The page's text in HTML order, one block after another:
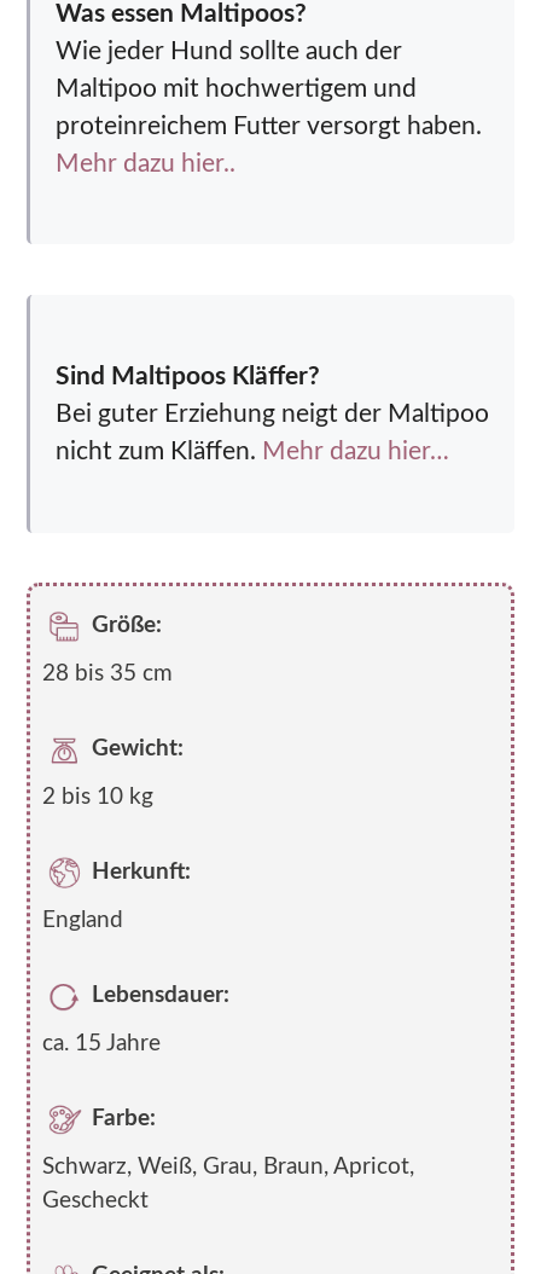
Was essen Maltipoos?
Wie jeder Hund sollte auch der
Maltipoo mit hochwertigem und
proteinreichem Futter versorgt haben.
Mehr dazu hier..
Sind Maltipoos Kläffer?
Bei guter Erziehung neigt der Maltipoo
nicht zum Kläffen. Mehr dazu hier…
Größe:
28 bis 35 cm
Gewicht:
2 bis 10 kg
Herkunft:
England
Lebensdauer:
ca. 15 Jahre
Farbe:
Schwarz, Weiß, Grau, Braun, Apricot,
Gescheckt